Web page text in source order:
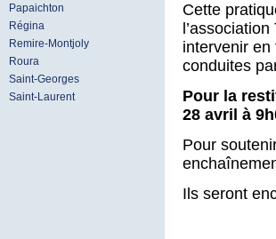
Papaichton
Régina
Remire-Montjoly
Roura
Saint-Georges
Saint-Laurent
Cette
intervenir en
conduites
Pour la
28 avril à
Pour
Ils seront